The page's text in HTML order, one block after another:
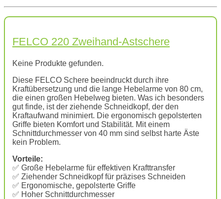
FELCO 220 Zweihand-Astschere
Keine Produkte gefunden.
Diese FELCO Schere beeindruckt durch ihre
Kraftübersetzung und die lange Hebelarme von 80 cm,
die einen großen Hebelweg bieten. Was ich besonders
gut finde, ist der ziehende Schneidkopf, der den
Kraftaufwand minimiert. Die ergonomisch gepolsterten
Griffe bieten Komfort und Stabilität. Mit einem
Schnittdurchmesser von 40 mm sind selbst harte Äste
kein Problem.
Vorteile:
✅ Große Hebelarme für effektiven Krafttransfer
✅ Ziehender Schneidkopf für präzises Schneiden
✅ Ergonomische, gepolsterte Griffe
✅ Hoher Schnittdurchmesser